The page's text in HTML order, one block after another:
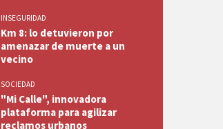
INSEGURIDAD
Km 8: lo detuvieron por
amenazar de muerte a un
vecino
SOCIEDAD
"Mi Calle", innovadora
plataforma para agilizar
reclamos urbanos